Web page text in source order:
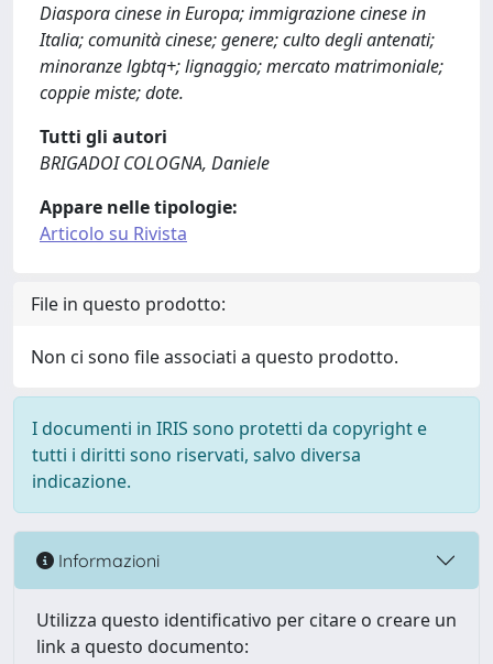
Diaspora cinese in Europa; immigrazione cinese in
Italia; comunità cinese; genere; culto degli antenati;
minoranze lgbtq+; lignaggio; mercato matrimoniale;
coppie miste; dote.
Tutti gli autori
BRIGADOI COLOGNA, Daniele
Appare nelle tipologie:
Articolo su Rivista
File in questo prodotto:
Non ci sono file associati a questo prodotto.
I documenti in IRIS sono protetti da copyright e
tutti i diritti sono riservati, salvo diversa
indicazione.
Informazioni
Utilizza questo identificativo per citare o creare un
link a questo documento: